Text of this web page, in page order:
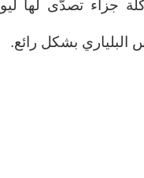
جزاء تصدّى لها ليو
البلياري بشكل رائع.